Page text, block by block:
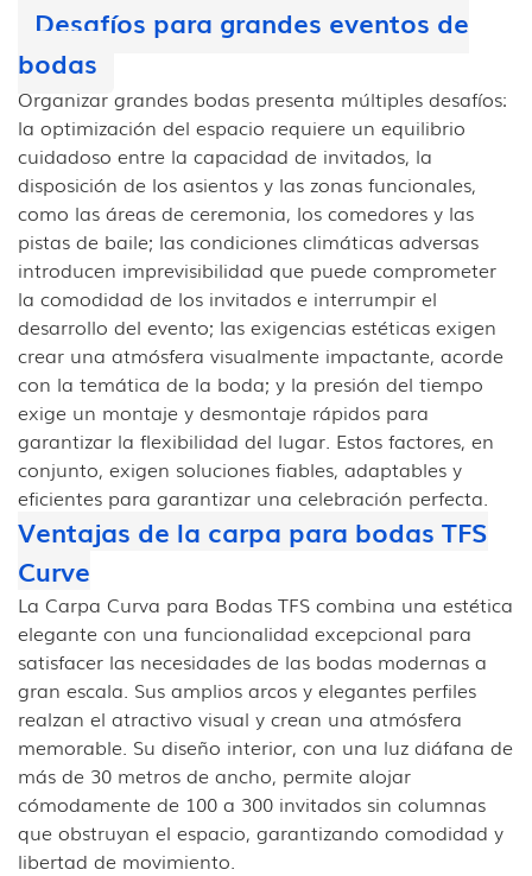
Desafíos para grandes eventos de
bodas
Organizar grandes bodas presenta múltiples desafíos:
la optimización del espacio requiere un equilibrio
cuidadoso entre la capacidad de invitados, la
disposición de los asientos y las zonas funcionales,
como las áreas de ceremonia, los comedores y las
pistas de baile; las condiciones climáticas adversas
introducen imprevisibilidad que puede comprometer
la comodidad de los invitados e interrumpir el
desarrollo del evento; las exigencias estéticas exigen
crear una atmósfera visualmente impactante, acorde
con la temática de la boda; y la presión del tiempo
exige un montaje y desmontaje rápidos para
garantizar la flexibilidad del lugar. Estos factores, en
conjunto, exigen soluciones fiables, adaptables y
eficientes para garantizar una celebración perfecta.
Ventajas de la carpa para bodas TFS
Curve
La Carpa Curva para Bodas TFS combina una estética
elegante con una funcionalidad excepcional para
satisfacer las necesidades de las bodas modernas a
gran escala. Sus amplios arcos y elegantes perfiles
realzan el atractivo visual y crean una atmósfera
memorable. Su diseño interior, con una luz diáfana de
más de 30 metros de ancho, permite alojar
cómodamente de 100 a 300 invitados sin columnas
que obstruyan el espacio, garantizando comodidad y
libertad de movimiento.